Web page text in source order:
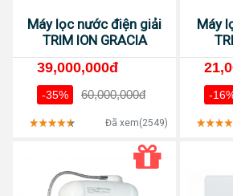
Máy lọc nước điện giải
TRIM ION GRACIA
39,000,000đ
-35% 60,000,000đ
Đã xem(2549)
Máy
-